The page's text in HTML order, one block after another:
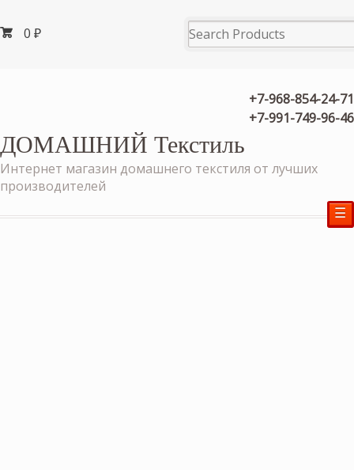
0 ₽
+7-968-854-24-71
+7-991-749-96-46
ДОМАШНИЙ Текстиль
Интернет магазин домашнего текстиля от лучших
производителей
☰